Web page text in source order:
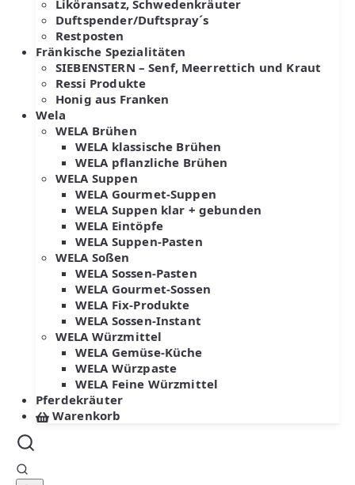
Liköransatz, Schwedenkräuter
Duftspender/Duftspray´s
Restposten
Fränkische Spezialitäten
SIEBENSTERN – Senf, Meerrettich und Kraut
Ressi Produkte
Honig aus Franken
Wela
WELA Brühen
WELA klassische Brühen
WELA pflanzliche Brühen
WELA Suppen
WELA Gourmet-Suppen
WELA Suppen klar + gebunden
WELA Eintöpfe
WELA Suppen-Pasten
WELA Soßen
WELA Sossen-Pasten
WELA Gourmet-Sossen
WELA Fix-Produkte
WELA Sossen-Instant
WELA Würzmittel
WELA Gemüse-Küche
WELA Würzpaste
WELA Feine Würzmittel
Pferdekräuter
Warenkorb